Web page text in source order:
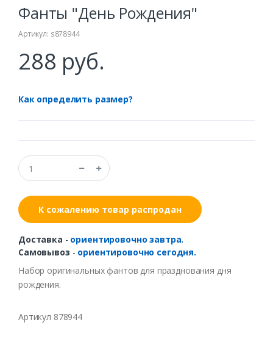
Фанты "День Рождения"
Артикул: s878944
288 руб.
Как определить размер?
К сожалению товар распродан
Доставка - ориентировочно завтра.
Самовывоз - ориентировочно сегодня.
Набор оригинальных фантов для празднования дня
рождения.
Артикул 878944